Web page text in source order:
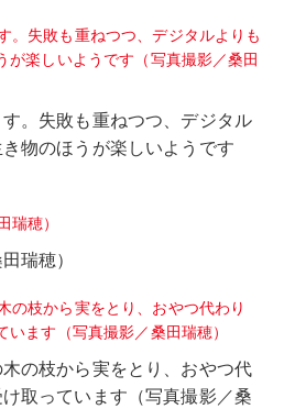
。失敗も重ねつつ、デジタル
物のほうが楽しいようです
瑞穂）
の枝から実をとり、おやつ代
取っています（写真撮影／桑